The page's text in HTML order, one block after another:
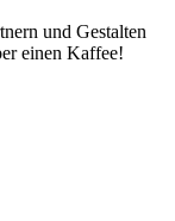
und Gestalten
einen Kaffee!